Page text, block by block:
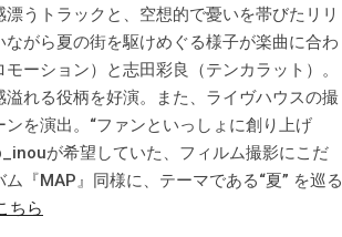
うトラックと、空想的で憂いを帯びたリリ
がら夏の街を駆けめぐる様子が楽曲に合わ
ーション）と志田彩良（テンカラット）。
れる役柄を好演。また、ライヴハウスの撮
を演出。“ファンといっしょに創り上げ
が希望していた、フィルム撮影にこだ
『MAP』同様に、テーマである“夏” を巡る
ちら